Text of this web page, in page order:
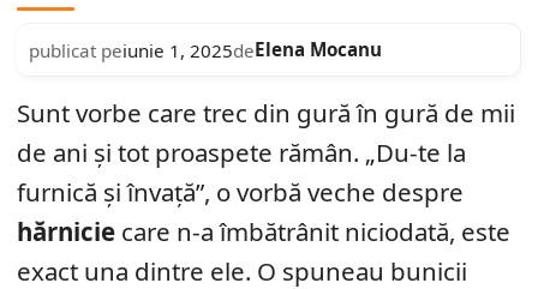
publicat peiunie 1, 2025deElena Mocanu
Sunt vorbe care trec din gură în gură de mii
de ani și tot proaspete rămân. „Du-te la
furnică și învață”, o vorbă veche despre
hărnicie care n-a îmbătrânit niciodată, este
exact una dintre ele. O spuneau bunicii